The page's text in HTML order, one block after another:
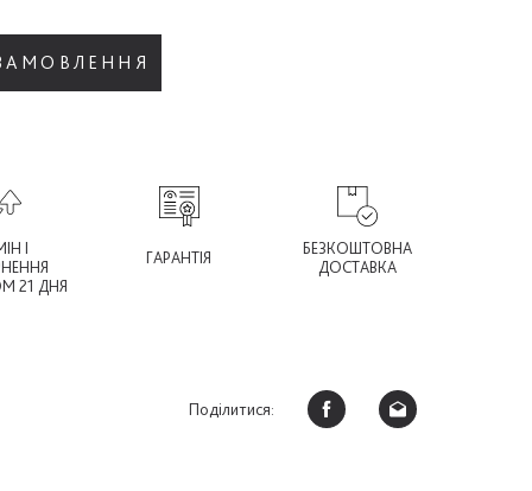
І
21 ДНЯ
ГАРАНТІЯ
БЕЗКОШТОВНА
ДОСТАВКА
Поділитися: